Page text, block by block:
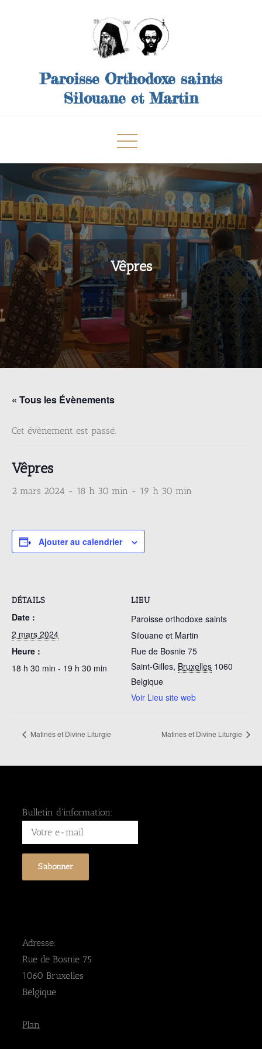
Paroisse Orthodoxe saints
Silouane et Martin
Vêpres
« Tous les Évènements
Cet évènement est passé.
Vêpres
2 mars 2024 - 18 h 30 min - 19 h 30 min
Ajouter au calendrier
DÉTAILS
Date :
2 mars 2024
Heure :
18 h 30 min - 19 h 30 min
LIEU
Paroisse orthodoxe saints
Silouane et Martin
Rue de Bosnie 75
Saint-Gilles, Bruxelles 1060
Belgique
Voir Lieu site web
Matines et Divine Liturgie Matines et Divine Liturgie
Bulletin d'information:
Adresse:
Rue de Bosnie 75
1060 Bruxelles
Belgique
Plan